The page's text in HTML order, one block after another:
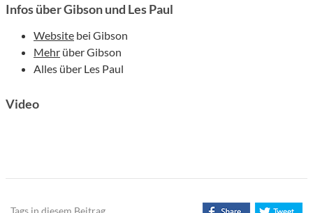
Infos über Gibson und Les Paul
Website bei Gibson
Mehr über Gibson
Alles über Les Paul
Video
Tags in diesem Beitrag